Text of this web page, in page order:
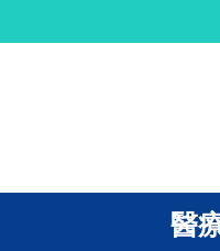
醫